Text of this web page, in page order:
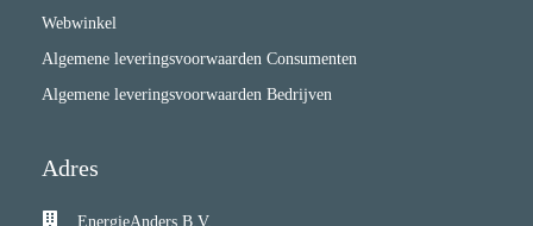
Webwinkel
Algemene leveringsvoorwaarden Consumenten
Algemene leveringsvoorwaarden Bedrijven
Adres
EnergieAnders B.V.